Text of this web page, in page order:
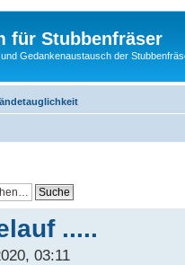
für Stubbenfräser
Gedankenaustausch der
.....
03:11